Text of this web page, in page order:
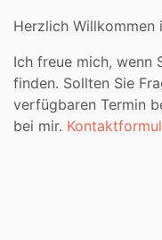
Herzlich Willkommen
Ich freue mich, wenn
finden. Sollten Sie
verfügbaren Termin
bei mir.